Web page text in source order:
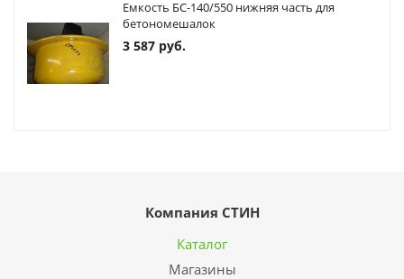
Емкость БС-140/550 нижняя часть для
бетономешалок
3 587 руб.
Компания СТИН
Каталог
Магазины